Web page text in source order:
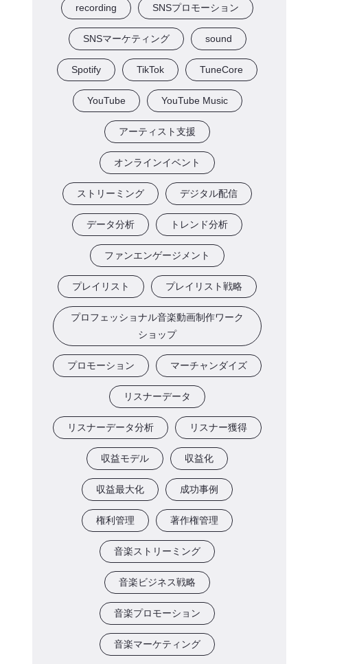
recording SNSプロモーション
SNSマーケティング sound
Spotify TikTok TuneCore
YouTube YouTube Music
アーティスト支援
オンラインイベント
ストリーミング デジタル配信
データ分析 トレンド分析
ファンエンゲージメント
プレイリスト プレイリスト戦略
プロフェッショナル音楽動画制作ワーク
ショップ
プロモーション マーチャンダイズ
リスナーデータ
リスナーデータ分析 リスナー獲得
収益モデル 収益化
収益最大化 成功事例
権利管理 著作権管理
音楽ストリーミング
音楽ビジネス戦略
音楽プロモーション
音楽マーケティング